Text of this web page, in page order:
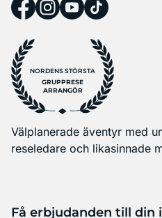
NORDENS STÖRSTA
GRUPPRESE
ARRANGÖR
Välplanerade äventyr med
reseledare och likasinnade
Få erbjudanden till din